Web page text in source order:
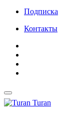
Подписка
Контакты
Turan